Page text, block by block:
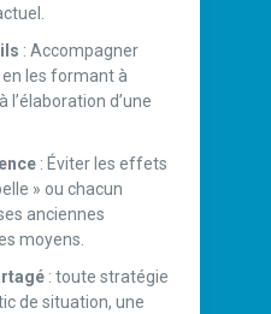
: Accompagner
les formant à
l’élaboration d’une
: Éviter les effets
» ou chacun
anciennes
moyens.
: toute stratégie
de situation, une